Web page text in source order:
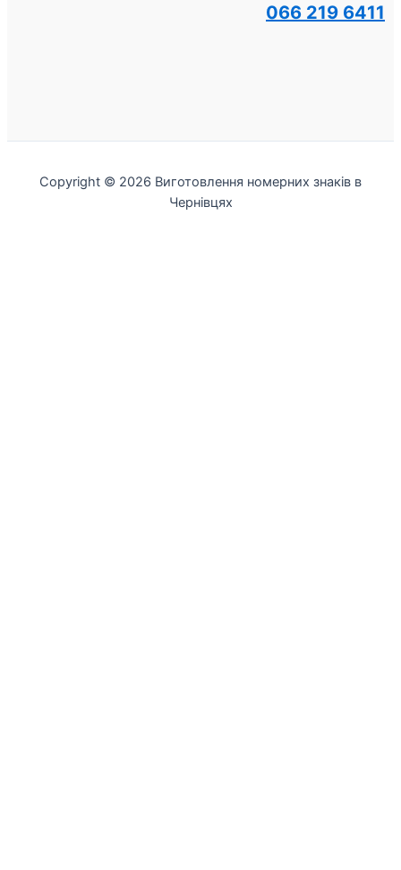
066 219 6411
Copyright © 2026 Виготовлення номерних знаків в
Чернівцях